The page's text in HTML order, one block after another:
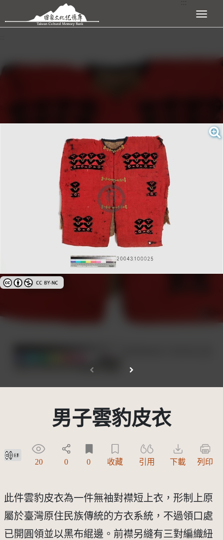
跳到主要內容區塊 展開選單
創用CC姓名標示-非商業性 3.0 台灣及其後版本(CC BY-NC 3.0 TW +)
男子雲豹皮衣
創用CC姓名標示 3.0 台灣及其後版本(CC BY 3.0 TW +)
20 0 0 收藏 引用 下載 列印
此件雲豹皮衣為一件無袖對襟短上衣，形制上原
屬於臺灣原住民族傳統的方衣系統，不過領口處
已開圓領並以黑布緄邊。前襟另縫有三對編織紐